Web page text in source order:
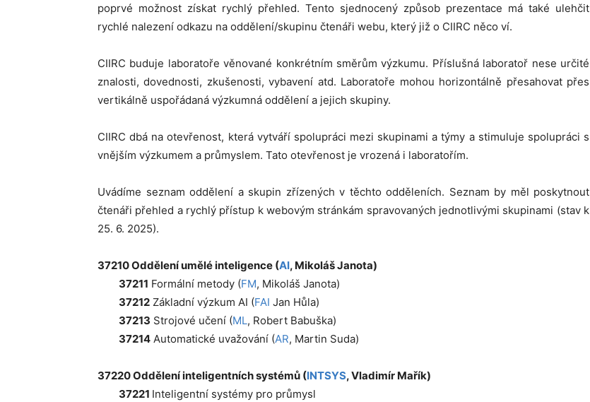
poprvé možnost získat rychlý přehled. Tento sjednocený způsob prezentace má také ulehčit
rychlé nalezení odkazu na oddělení/skupinu čtenáři webu, který již o CIIRC něco ví.
CIIRC buduje laboratoře věnované konkrétním směrům výzkumu. Příslušná laboratoř nese určité
znalosti, dovednosti, zkušenosti, vybavení atd. Laboratoře mohou horizontálně přesahovat přes
vertikálně uspořádaná výzkumná oddělení a jejich skupiny.
CIIRC dbá na otevřenost, která vytváří spolupráci mezi skupinami a týmy a stimuluje spolupráci s
vnějším výzkumem a průmyslem. Tato otevřenost je vrozená i laboratořím.
Uvádíme seznam oddělení a skupin zřízených v těchto odděleních. Seznam by měl poskytnout
čtenáři přehled a rychlý přístup k webovým stránkám spravovaných jednotlivými skupinami (stav k
25. 6. 2025).
37210 Oddělení umělé inteligence (AI, Mikoláš Janota)
37211 Formální metody (FM, Mikoláš Janota)
37212 Základní výzkum AI (FAI Jan Hůla)
37213 Strojové učení (ML, Robert Babuška)
37214 Automatické uvažování (AR, Martin Suda)
37220 Oddělení inteligentních systémů (INTSYS, Vladimír Mařík)
37221 Inteligentní systémy pro průmysl